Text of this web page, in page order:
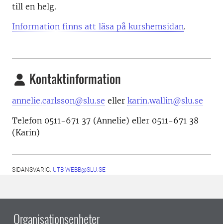
till en helg.
Information finns att läsa på kurshemsidan.
Kontaktinformation
annelie.carlsson@slu.se eller karin.wallin@slu.se
Telefon 0511-671 37 (Annelie) eller 0511-671 38
(Karin)
SIDANSVARIG: UTB-WEBB@SLU.SE
Organisationsenheter